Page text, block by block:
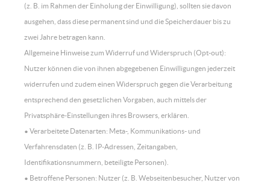
(z. B. im Rahmen der Einholung der Einwilligung), sollten sie davon
ausgehen, dass diese permanent sind und die Speicherdauer bis zu
zwei Jahre betragen kann.
Allgemeine Hinweise zum Widerruf und Widerspruch (Opt-out):
Nutzer können die von ihnen abgegebenen Einwilligungen jederzeit
widerrufen und zudem einen Widerspruch gegen die Verarbeitung
entsprechend den gesetzlichen Vorgaben, auch mittels der
Privatsphäre-Einstellungen ihres Browsers, erklären.
• Verarbeitete Datenarten: Meta-, Kommunikations- und
Verfahrensdaten (z. B. IP-Adressen, Zeitangaben,
Identifikationsnummern, beteiligte Personen).
• Betroffene Personen: Nutzer (z. B. Webseitenbesucher, Nutzer von